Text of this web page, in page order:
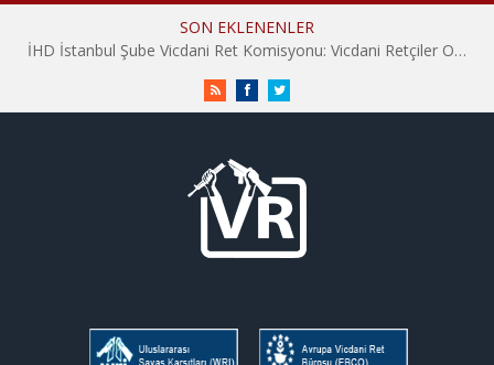
SON EKLENENLER
İHD İstanbul Şube Vicdani Ret Komisyonu: Vicdani Retçiler Olarak Destek İçin Buradayız!
RSS FacebookTwitter